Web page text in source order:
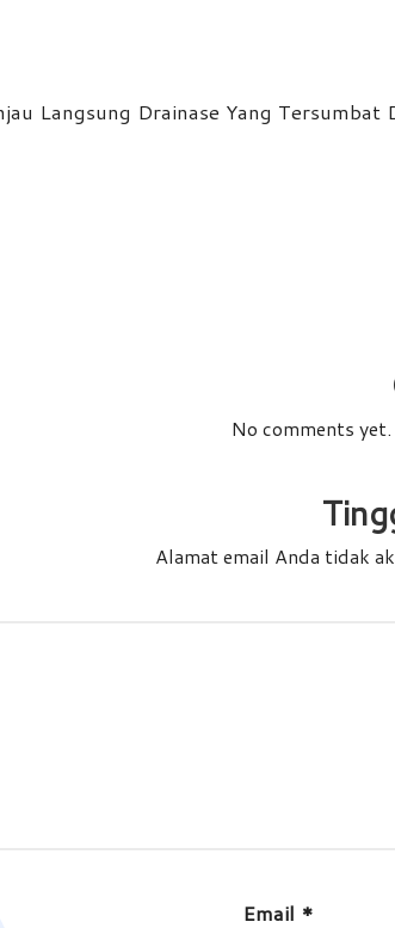
Langsung Drainase Yang Tersumbat
No comments
Alamat email Anda tidak
Email *